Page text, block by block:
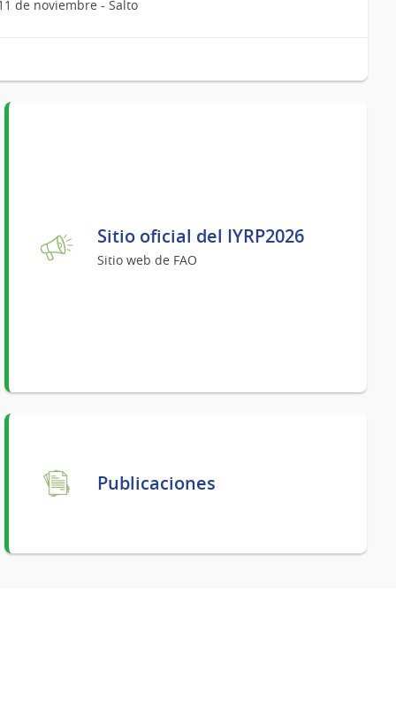
de noviembre - Salto
Sitio oficial del IYRP2026
Sitio web de FAO
Publicaciones